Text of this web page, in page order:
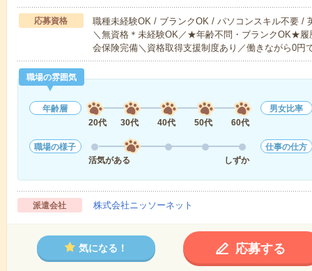
応募資格
職種未経験OK / ブランクOK / パソコンスキル不要 /
＼無資格＊未経験OK／★年齢不問・ブランクOK★
会保険完備＼資格取得支援制度あり／働きながら0円
職場の雰囲気
年齢層
20代
30代 40代 50代 60代
男女比率
職場の様子
活気がある
しずか
仕事の仕方
派遣会社 株式会社ニッソーネット
気になる！ 応募する